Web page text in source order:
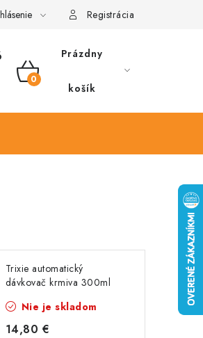
Registrácia
NÁKUPNÝ
Prázdny
košík
Trixie automatický
dávkovač krmiva 300ml
Nie je skladom
14,80 €